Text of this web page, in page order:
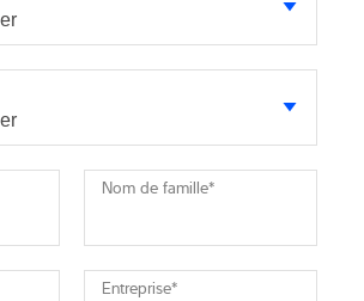
Nom de famille*
Entreprise*